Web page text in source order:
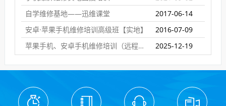
自学维修基地——迅维课堂
2017-06-14
安卓·苹果手机维修培训高级班【实地】
2016-07-09
苹果手机、安卓手机维修培训（远程网络班）
2025-12-19